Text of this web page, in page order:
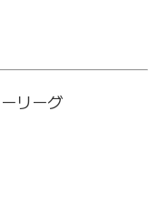
リーグ